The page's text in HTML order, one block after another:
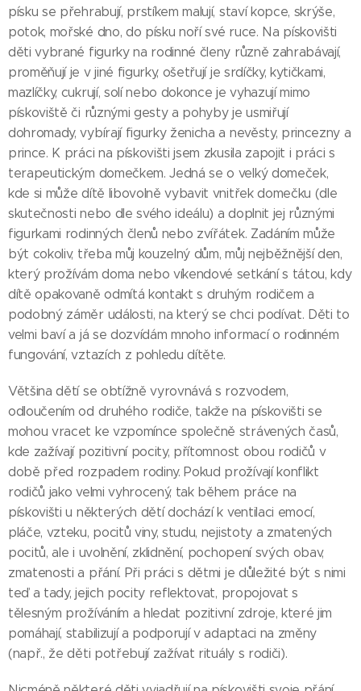
písku se přehrabují, prstíkem malují, staví kopce, skrýše,
potok, mořské dno, do písku noří své ruce. Na pískovišti
děti vybrané figurky na rodinné členy různě zahrabávají,
proměňují je v jiné figurky, ošetřují je srdíčky, kytičkami,
mazlíčky, cukrují, solí nebo dokonce je vyhazují mimo
pískoviště či různými gesty a pohyby je usmiřují
dohromady, vybírají figurky ženicha a nevěsty, princezny a
prince. K práci na pískovišti jsem zkusila zapojit i práci s
terapeutickým domečkem. Jedná se o velký domeček,
kde si může dítě libovolně vybavit vnitřek domečku (dle
skutečnosti nebo dle svého ideálu) a doplnit jej různými
figurkami rodinných členů nebo zvířátek. Zadáním může
být cokoliv, třeba můj kouzelný dům, můj nejběžnější den,
který prožívám doma nebo víkendové setkání s tátou, kdy
dítě opakovaně odmítá kontakt s druhým rodičem a
podobný záměr události, na který se chci podívat. Děti to
velmi baví a já se dozvídám mnoho informací o rodinném
fungování, vztazích z pohledu dítěte.
Většina dětí se obtížně vyrovnává s rozvodem,
odloučením od druhého rodiče, takže na pískovišti se
mohou vracet ke vzpomínce společně strávených časů,
kde zažívají pozitivní pocity, přítomnost obou rodičů v
době před rozpadem rodiny. Pokud prožívají konflikt
rodičů jako velmi vyhrocený, tak během práce na
pískovišti u některých dětí dochází k ventilaci emocí,
pláče, vzteku, pocitů viny, studu, nejistoty a zmatených
pocitů, ale i uvolnění, zklidnění, pochopení svých obav,
zmatenosti a přání. Při práci s dětmi je důležité být s nimi
teď a tady, jejich pocity reflektovat, propojovat s
tělesným prožíváním a hledat pozitivní zdroje, které jim
pomáhají, stabilizují a podporují v adaptaci na změny
(např., že děti potřebují zažívat rituály s rodiči).